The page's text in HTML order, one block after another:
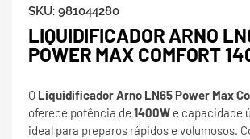
SKU: 981044280
LIQUIDIFICADOR ARNO
POWER MAX COMFORT
O Liquidificador Arno LN65 Power Max
oferece potência de 1400W e capacidade
ideal para preparos rápidos e volumosos.